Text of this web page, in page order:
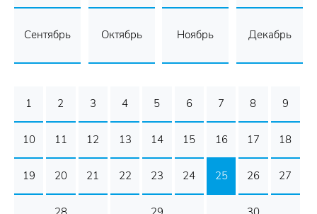
Сентябрь Октябрь Ноябрь Декабрь
1 2 3 4 5 6 7 8 9
10 11 12 13 14 15 16 17 18
19 20 21 22 23 24 25 26 27